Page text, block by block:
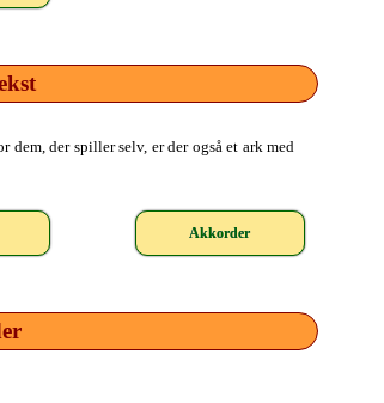
dem, der spiller selv, er der også et ark med
Akkorder